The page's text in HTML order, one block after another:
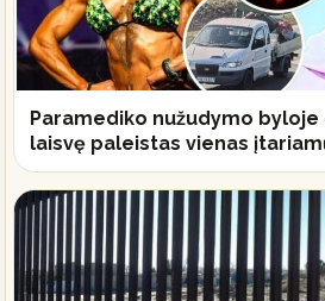
Paramediko nužudymo byloje
laisvę paleistas vienas